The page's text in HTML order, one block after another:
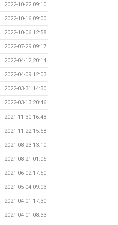
2022-10-22 09:10
2022-10-16 09:00
2022-10-06 12:58
2022-07-29 09:17
2022-04-12 20:14
2022-04-09 12:03
2022-03-31 14:30
2022-03-13 20:46
2021-11-30 16:48
2021-11-22 15:58
2021-08-23 13:10
2021-08-21 01:05
2021-06-02 17:50
2021-05-04 09:03
2021-04-01 17:30
2021-04-01 08:33